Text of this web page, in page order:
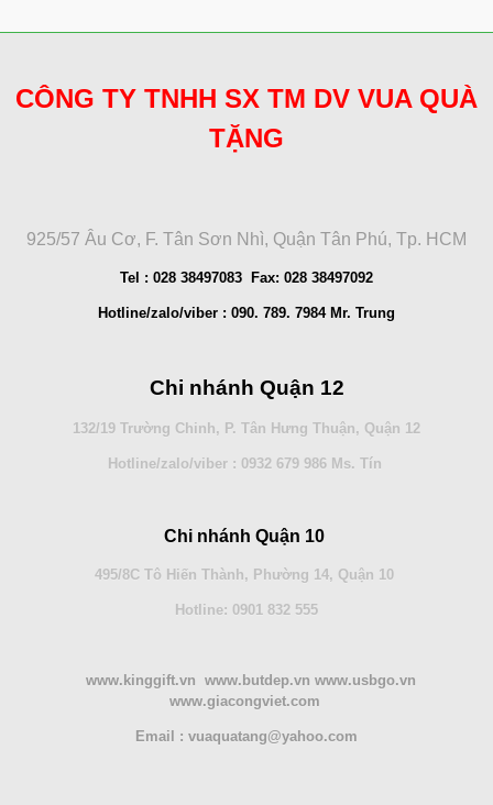
CÔNG TY TNHH SX TM DV VUA QUÀ
TẶNG
925/57 Âu Cơ, F. Tân Sơn Nhì, Quận Tân Phú, Tp. HCM
Tel : 028 38497083 Fax: 028 38497092
Hotline/zalo/viber : 090. 789. 7984 Mr. Trung
Chi nhánh Quận 12
132/19 Trường Chinh, P. Tân Hưng Thuận, Quận 12
Hotline/zalo/viber : 0932 679 986 Ms. Tín
Chi nhánh Quận 10
495/8C Tô Hiến Thành, Phường 14, Quận 10
Hotline: 0901 832 555
www.kinggift.vn www.butdep.vn www.usbgo.vn
www.giacongviet.com
Email : vuaquatang@yahoo.com